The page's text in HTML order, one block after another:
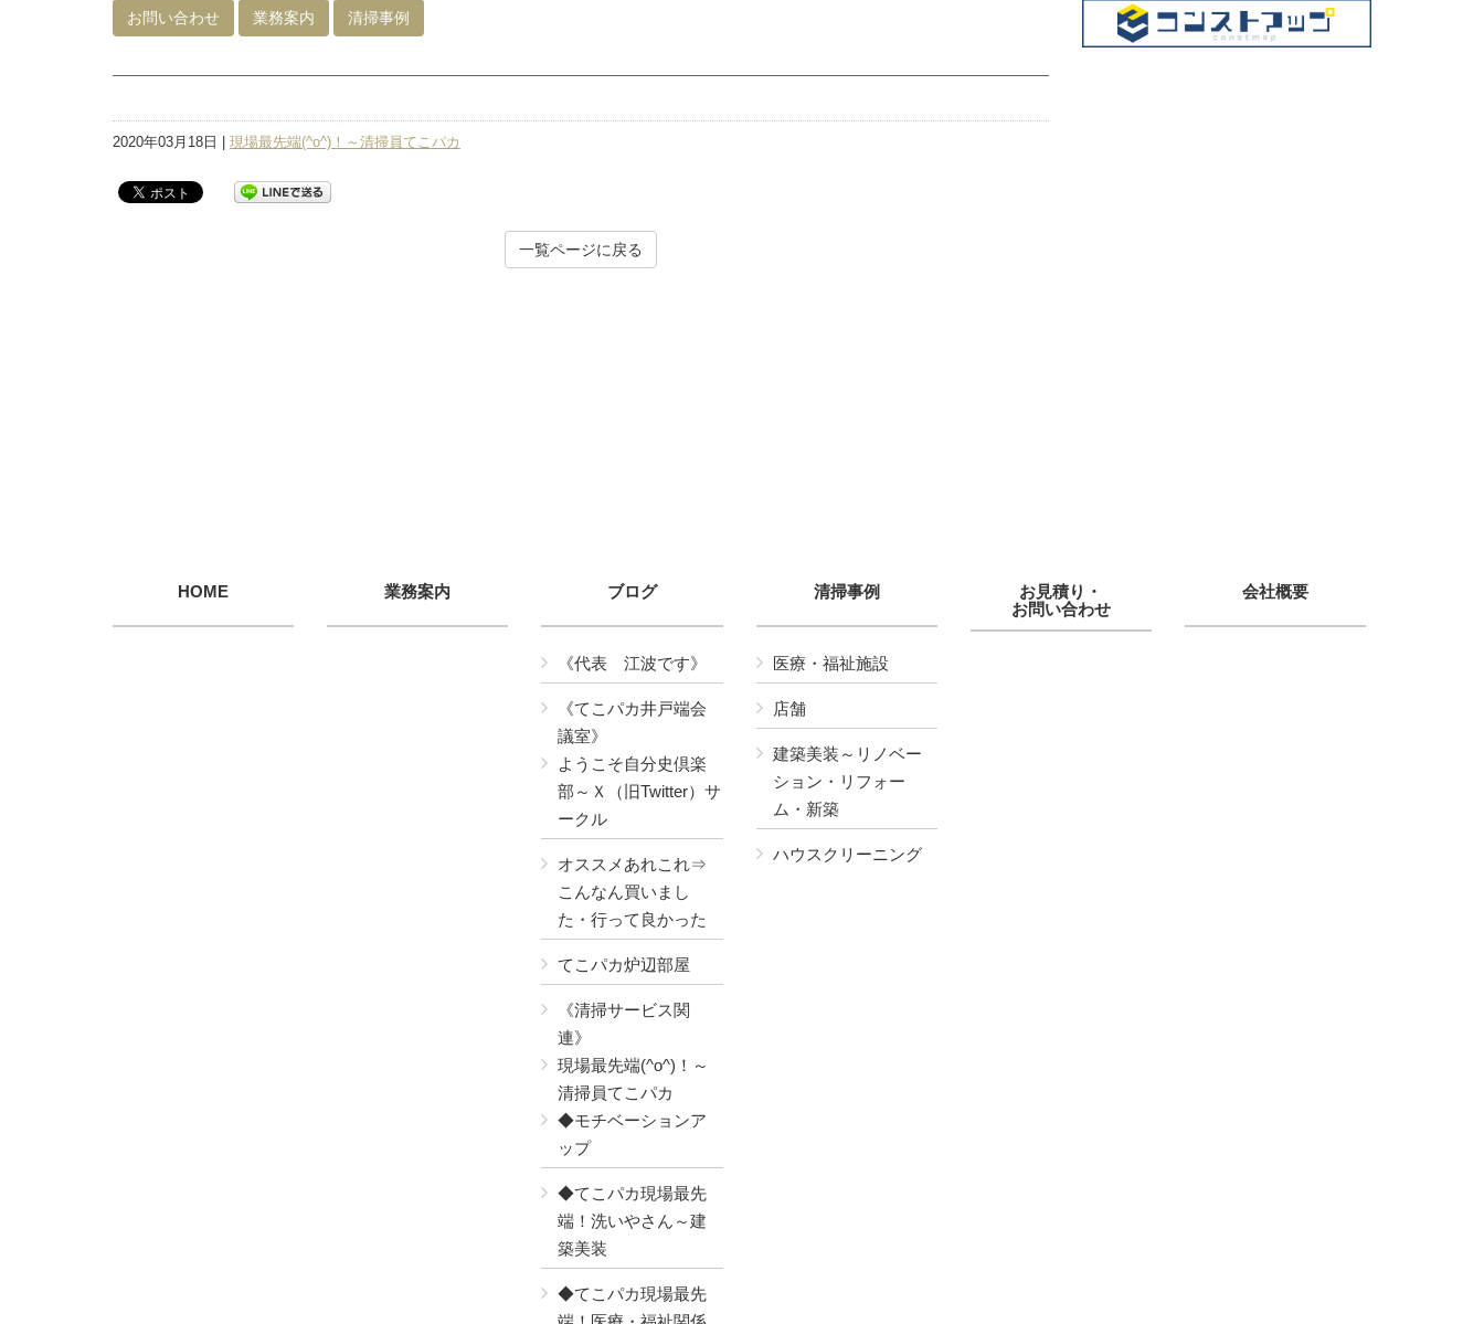
お問い合わせ 業務案内 清掃事例
2020年03月18日 | 現場最先端(^o^)！～清掃員てこパカ
一覧ページに戻る
HOME 業務案内 ブログ
《代表 江波です》
《てこパカ井戸端会
議室》
ようこそ自分史倶楽
部～Ｘ（旧Twitter）サ
ークル
オススメあれこれ⇒
こんなん買いまし
た・行って良かった
てこパカ炉辺部屋
《清掃サービス関
連》
現場最先端(^o^)！～
清掃員てこパカ
◆モチベーションア
ップ
◆てこパカ現場最先
端！洗いやさん～建
築美装
◆てこパカ現場最先
清掃事例
医療・福祉施設
店舗
建築美装～リノベー
ション・リフォー
ム・新築
ハウスクリーニング
お見積り・
お問い合わせ
会社概要